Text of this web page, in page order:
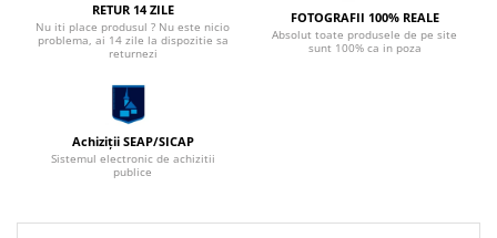
RETUR 14 ZILE
Nu iti place produsul ? Nu este nicio
problema, ai 14 zile la dispozitie sa
returnezi
FOTOGRAFII 100% REALE
Absolut toate produsele de pe site
sunt 100% ca in poza
Achiziții SEAP/SICAP
Sistemul electronic de achizitii
publice